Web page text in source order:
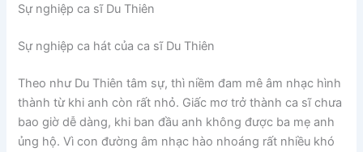
Sự nghiệp ca sĩ Du Thiên
Sự nghiệp ca hát của ca sĩ Du Thiên
Theo như Du Thiên tâm sự, thì niềm đam mê âm nhạc hình
thành từ khi anh còn rất nhỏ. Giấc mơ trở thành ca sĩ chưa
bao giờ dễ dàng, khi ban đầu anh không được ba mẹ anh
ủng hộ. Vì con đường âm nhạc hào nhoáng rất nhiều khó